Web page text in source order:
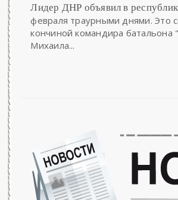
Лидер ДНР объявил в
февраля траурными днями. Это
кончиной командира батальона
Михаила...